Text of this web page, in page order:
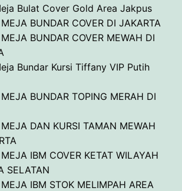
Bulat Cover Gold Area Jakpus
BUNDAR COVER DI JAKARTA
BUNDAR COVER MEWAH DI
Bundar Kursi Tiffany VIP Putih
BUNDAR TOPING MERAH DI
DAN KURSI TAMAN MEWAH
IBM COVER KETAT WILAYAH
SELATAN
IBM STOK MELIMPAH AREA